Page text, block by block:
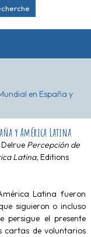
en España y
y América Latina
Percepción de
Latina, Editions
Latina fueron
siguieron o incluso
persigue el presente
cartas de voluntarios